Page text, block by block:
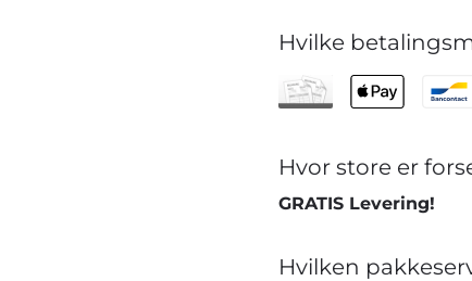
Hvilke
Hvor store er
GRATIS Levering!
Hvilken